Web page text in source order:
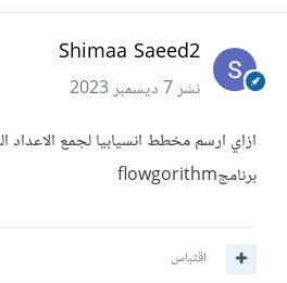
Shimaa Saeed2
نشر7 ديسمبر 2023
برنامجflowgorithm
اقتباس